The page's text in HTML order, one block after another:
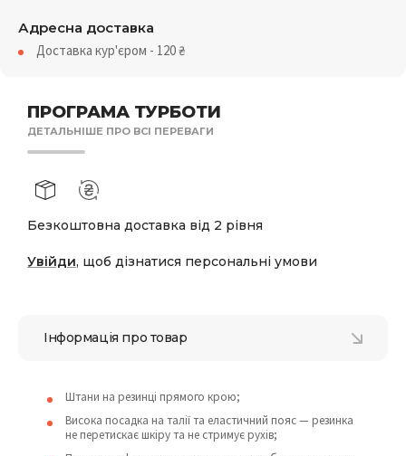
ПРОГРАМА ТУРБОТИ
ДЕТАЛЬНІШЕ ПРО ВСІ ПЕРЕВАГИ
Безкоштовна доставка від 2 рівня
Увійди, щоб дізнатися персональні умови
Адресна доставка
Доставка кур'єром - 120₴
Інформація про товар
Штани на резинці прямого крою;
Висока посадка на талії та еластичний пояс — резинка
не перетискає шкіру та не стримує рухів;